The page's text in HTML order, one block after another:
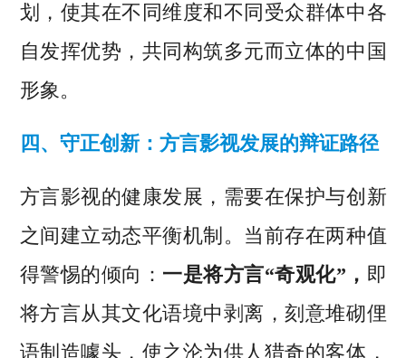
划，使其在不同维度和不同受众群体中各
自发挥优势，共同构筑多元而立体的中国
形象。
四、守正创新：方言影视发展的辩证路径
方言影视的健康发展，需要在保护与创新
之间建立动态平衡机制。当前存在两种值
得警惕的倾向： 一是将方言“奇观化”， 即
将方言从其文化语境中剥离，刻意堆砌俚
语制造噱头，使之沦为供人猎奇的客体，